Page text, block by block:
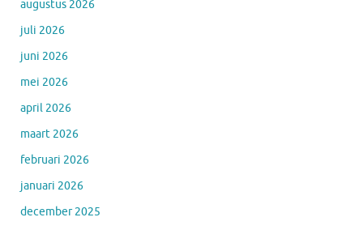
augustus 2026
juli 2026
juni 2026
mei 2026
april 2026
maart 2026
februari 2026
januari 2026
december 2025